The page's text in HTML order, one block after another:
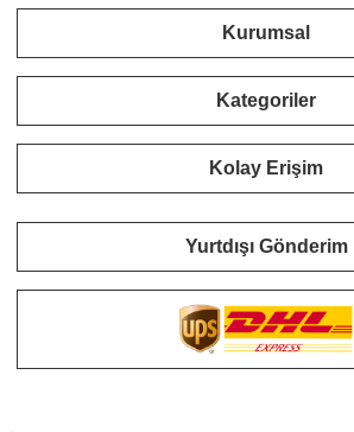
Kurumsal
Kategoriler
Kolay Erişim
Yurtdışı Gönderim